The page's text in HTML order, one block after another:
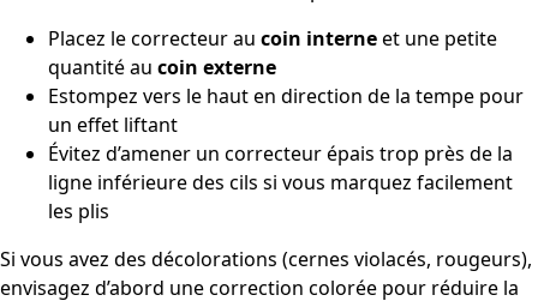
Placez le correcteur au coin interneet une petite
quantité au coin externe
Estompez vers le haut en direction de la tempe pour
un effet liftant
Évitez d’amener un correcteur épais trop près de la
ligne inférieure des cils si vous marquez facilement
les plis
Si vous avez des décolorations (cernes violacés, rougeurs),
envisagez d’abord une correction colorée pour réduire la